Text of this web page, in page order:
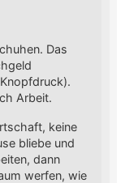
Das
Arbeit.
keine
bliebe und
dann
werfen, wie